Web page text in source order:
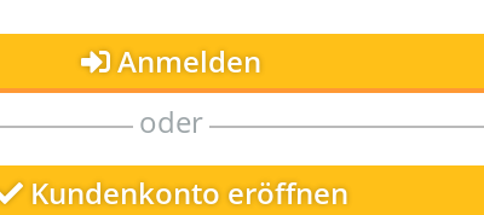
Anmelden
oder
Kundenkonto eröffnen